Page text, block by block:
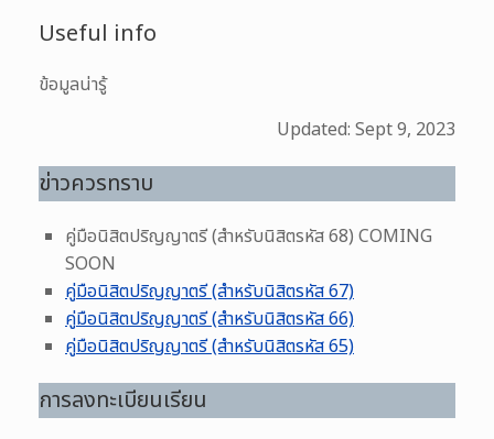
Useful info
ข้อมูลน่ารู้
Updated: Sept 9, 2023
ข่าวควรทราบ
คู่มือนิสิตปริญญาตรี (สำหรับนิสิตรหัส 68) COMING
SOON
คู่มือนิสิตปริญญาตรี (สำหรับนิสิตรหัส 67)
คู่มือนิสิตปริญญาตรี (สำหรับนิสิตรหัส 66)
คู่มือนิสิตปริญญาตรี (สำหรับนิสิตรหัส 65)
การลงทะเบียนเรียน